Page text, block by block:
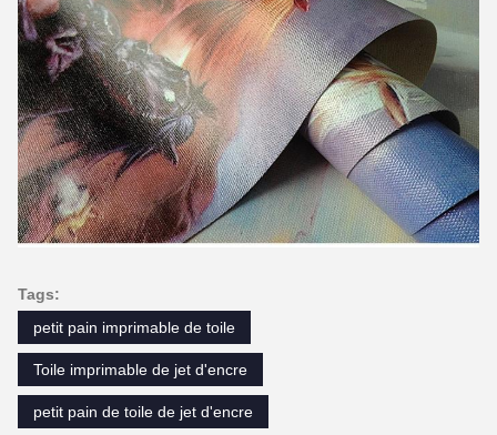
Tags:
petit pain imprimable de toile
Toile imprimable de jet d'encre
petit pain de toile de jet d'encre